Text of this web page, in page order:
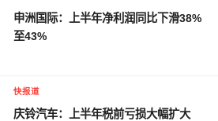
申洲国际：上半年净利润同比下滑38%
至43%
快报道
庆铃汽车：上半年税前亏损大幅扩大